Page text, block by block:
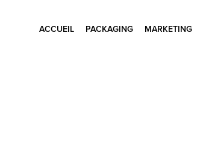
ACCUEIL PACKAGING MARKETING